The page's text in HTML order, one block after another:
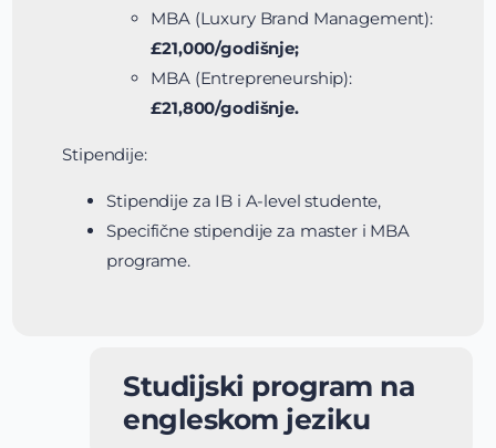
MBA (Luxury Brand Management):
£21,000/godišnje;
MBA (Entrepreneurship):
£21,800/godišnje.
Stipendije:
Stipendije za IB i A-level studente,
Specifične stipendije za master i MBA
programe.
Studijski program na
engleskom jeziku